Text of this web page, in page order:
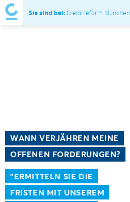
Sie sind bei:Creditreform München
WANN VERJÄHREN MEINE
OFFENEN FORDERUNGEN?
"ERMITTELN SIE DIE
FRISTEN MIT UNSEREM